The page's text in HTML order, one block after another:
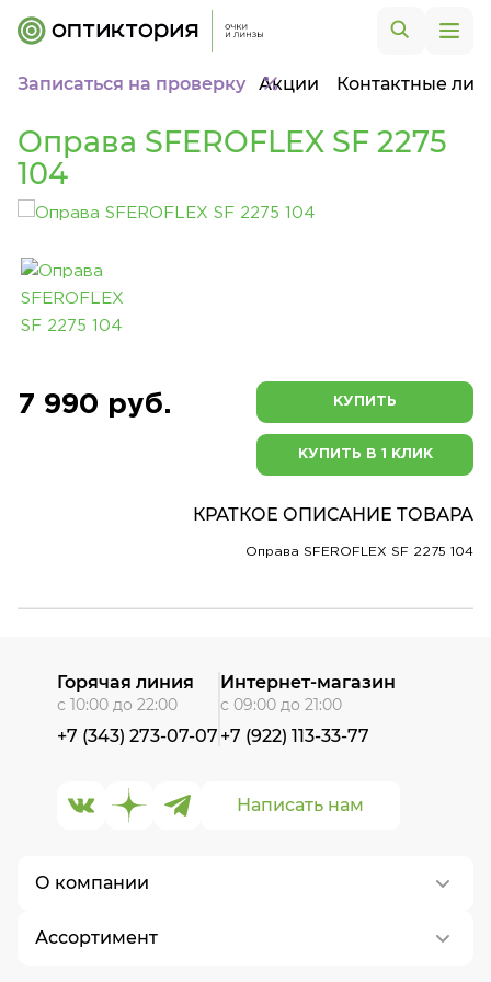
Записаться на проверку Акции Контактные
Оправа SFEROFLEX SF 2275
104
7 990 руб. КУПИТЬ
КУПИТЬ В 1 КЛИК
КРАТКОЕ ОПИСАНИЕ ТОВАРА
Оправа SFEROFLEX SF 2275 104
О компании
О нас
Ассортимент
Написать нам
Горячая линия
с 10:00 до 22:00
+7 (343) 273-07-07
Интернет-магазин
с 09:00 до 21:00
+7 (922) 113-33-77